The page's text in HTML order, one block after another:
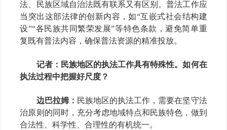
法、民族区域自治法既有联系又有区别。普法工作应
当突出这部法律的创新内容，如“互嵌式社会结构建
设”“各民族共同繁荣发展”等特色条款，避免简单重
复既有普法内容，确保普法资源的精准投放。
记者：民族地区的执法工作具有特殊性。如何在
执法过程中把握好尺度？
边巴拉姆： 民族地区的执法工作，需要在坚守法
治原则的同时，充分考虑地域特点和民族特色，做到
合法性、科学性、合理性的有机统一。